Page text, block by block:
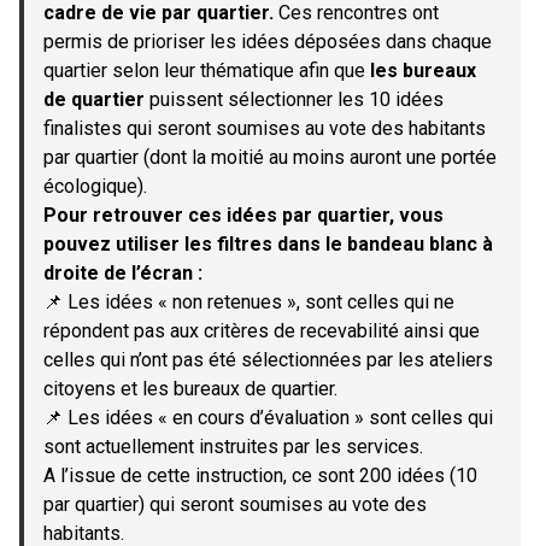
cadre de vie par quartier. Ces rencontres ont
permis de prioriser les idées déposées dans chaque
quartier selon leur thématique afin que les bureaux
de quartier puissent sélectionner les 10 idées
finalistes qui seront soumises au vote des habitants
par quartier (dont la moitié au moins auront une portée
écologique).
Pour retrouver ces idées par quartier, vous
pouvez utiliser les filtres dans le bandeau blanc à
droite de l’écran :
📌 Les idées « non retenues », sont celles qui ne
répondent pas aux critères de recevabilité ainsi que
celles qui n’ont pas été sélectionnées par les ateliers
citoyens et les bureaux de quartier.
📌 Les idées « en cours d’évaluation » sont celles qui
sont actuellement instruites par les services.
A l’issue de cette instruction, ce sont 200 idées (10
par quartier) qui seront soumises au vote des
habitants.